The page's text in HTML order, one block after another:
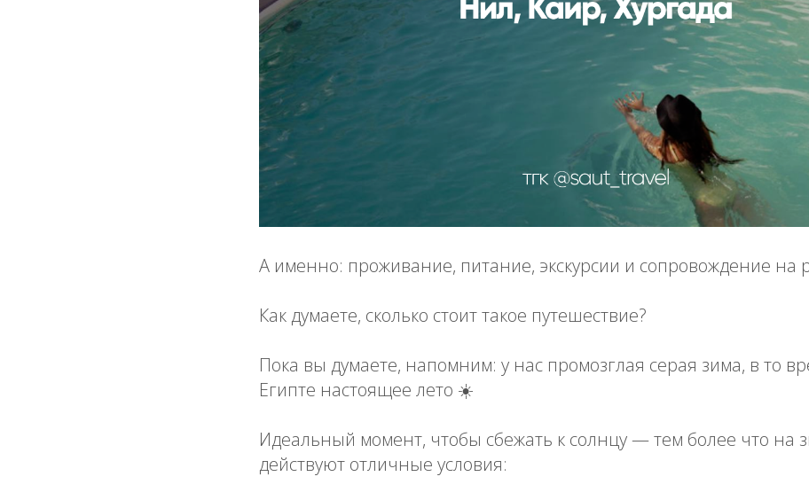
А именно: проживание, питание, экскурсии и сопровождение на
Как думаете, сколько стоит такое путешествие?
Пока вы думаете, напомним: у нас промозглая серая зима, в то
Египте настоящее лето ☀️
Идеальный момент, чтобы сбежать к солнцу — тем более что на
действуют отличные условия: